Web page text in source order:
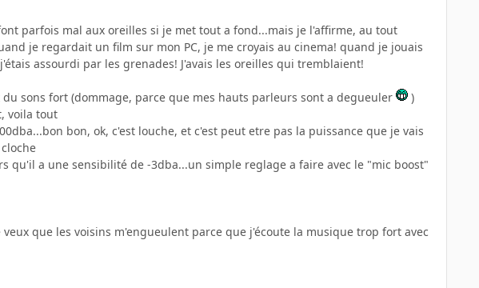
parfois mal aux oreilles si je met tout a fond...mais je l'affirme, au tout
je regardait un film sur mon PC, je me croyais au cinema! quand je jouais
assourdi par les grenades! J'avais les oreilles qui tremblaient!
sons fort (dommage, parce que mes hauts parleurs sont a degueuler
)
voila tout
bon, ok, c'est louche, et c'est peut etre pas la puissance que je vais
qu'il a une sensibilité de -3dba...un simple reglage a faire avec le "mic boost"
que les voisins m'engueulent parce que j'écoute la musique trop fort avec